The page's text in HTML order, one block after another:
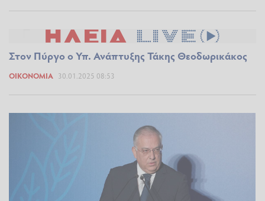
Στον Πύργο ο Υπ. Ανάπτυξης Τάκης Θεοδωρικάκος
ΟΙΚΟΝΟΜΊΑ 30.01.2025 08:53